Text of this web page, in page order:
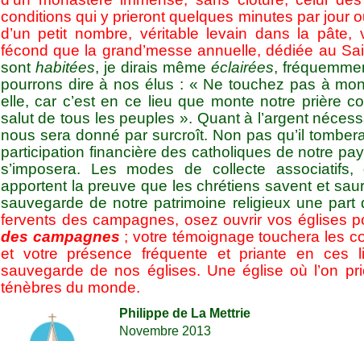
conditions qui y prieront quelques minutes par jour
d’un petit nombre, véritable levain dans la pâte,
fécond que la grand’messe annuelle, dédiée au
sont habitées, je dirais mêmeéclairées,
pourrons dire à nos élus : « Ne touchez pas à
elle, car c’est en ce lieu que monte notre prière
salut de tous les peuples ». Quant à l’argent
nous sera donné par surcroît. Non pas qu’il
participation financière des catholiques de notre
s’imposera. Les modes de collecte
apportent la preuve que les chrétiens savent et
sauvegarde de notre patrimoine religieux une part
fervents des campagnes, osez ouvrir vos églises
des campagnes ; votre témoignage touchera les
et votre présence fréquente et priante en ces
sauvegarde de nos églises. Une église où l’on
ténèbres du monde.
Philippe de La Mettrie
Novembre 2013